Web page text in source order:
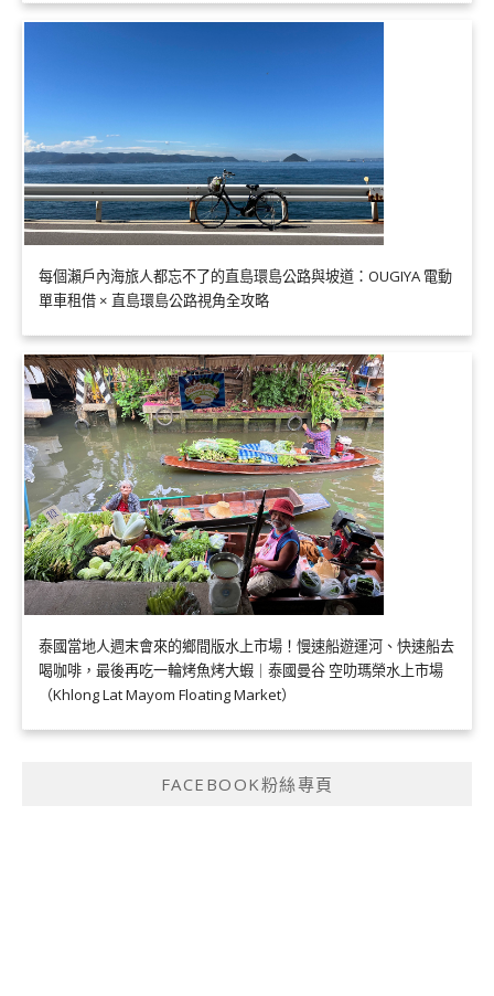
每個瀨戶內海旅人都忘不了的直島環島公路與坡道：OUGIYA 電動
單車租借 × 直島環島公路視角全攻略
泰國當地人週末會來的鄉間版水上市場！慢速船遊運河、快速船去
喝咖啡，最後再吃一輪烤魚烤大蝦｜泰國曼谷 空叻瑪榮水上市場
（Khlong Lat Mayom Floating Market）
FACEBOOK粉絲專頁